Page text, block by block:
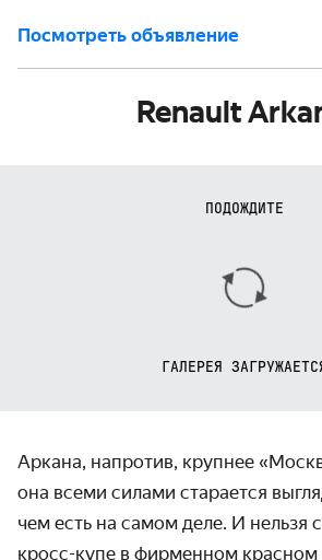
Посмотреть объявление
Renault
ПОДОЖДИТЕ
ГАЛЕРЕЯ
Аркана, напротив, крупнее
она всеми силами старается
чем есть на самом деле. И нельзя
кросс-купе в фирменном красном